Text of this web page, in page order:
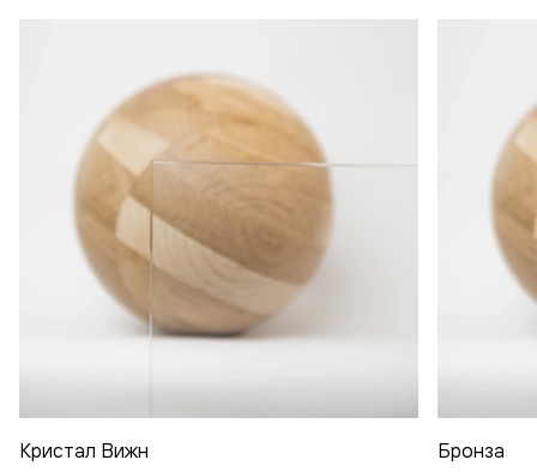
Кристал Вижн Бронза